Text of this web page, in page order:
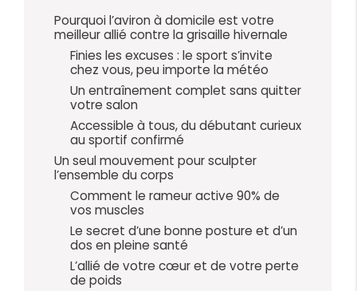
Pourquoi l’aviron à domicile est votre
meilleur allié contre la grisaille hivernale
Finies les excuses : le sport s’invite
chez vous, peu importe la météo
Un entraînement complet sans quitter
votre salon
Accessible à tous, du débutant curieux
au sportif confirmé
Un seul mouvement pour sculpter
l’ensemble du corps
Comment le rameur active 90% de
vos muscles
Le secret d’une bonne posture et d’un
dos en pleine santé
L’allié de votre cœur et de votre perte
de poids